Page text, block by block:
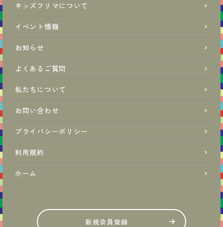
キッズフリマについて
イベント情報
お知らせ
よくあるご質問
私たちについて
お問い合わせ
プライバシーポリシー
利用規約
ホーム
新規会員登録